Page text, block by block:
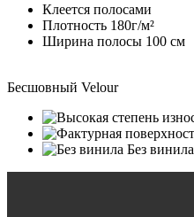
Клеется полосами
Плотность 180г/м²
Ширина полосы 100 см
Бесшовный Velour
Без винила